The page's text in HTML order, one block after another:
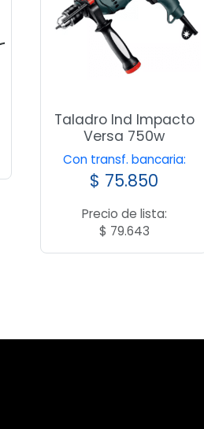
Taladro Ind Impacto
Versa 750w
Con transf. bancaria:
$ 75.850
Precio de lista:
$ 79.643